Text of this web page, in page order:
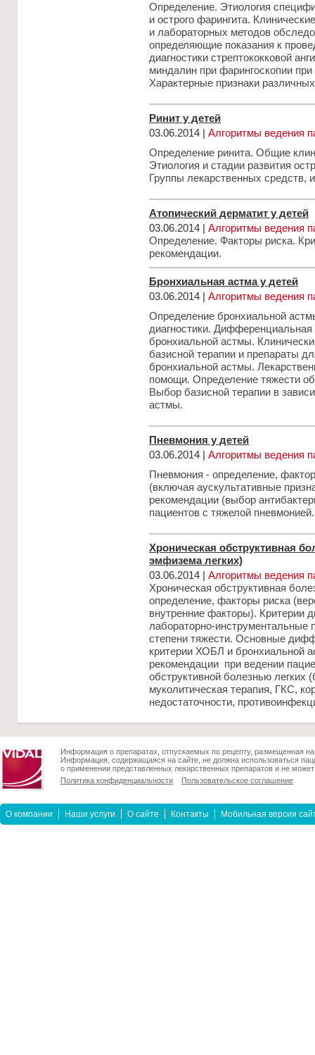
Определение. Этиология
и острого фарингита.
и лабораторных методов
определяющие показания к
диагностики стрептококковой
миндалин при фарингоскопии
Характерные признаки
Ринит у детей
03.06.2014 | Алгоритмы ведения
Определение ринита. Общие
Этиология и стадии развития
Группы лекарственных средств,
Атопический дерматит у детей
03.06.2014 | Алгоритмы ведения
Определение. Факторы риска.
рекомендации.
Бронхиальная астма у детей
03.06.2014 | Алгоритмы ведения
Определение бронхиальной
диагностики. Дифференциальная
бронхиальной астмы.
базисной терапии и препараты
бронхиальной астмы.
помощи. Определение тяжести
Выбор базисной терапии в
астмы.
Пневмония у детей
03.06.2014 | Алгоритмы ведения
Пневмония - определение,
(включая аускультативные
рекомендации (выбор
пациентов с тяжелой пневмонией.
Хроническая обструктивная
эмфизема легких)
03.06.2014 | Алгоритмы ведения
Хроническая обструктивная
определение, факторы риска
внутренние факторы). Критерии
лабораторно-инструментальные
степени тяжести. Основные
критерии ХОБЛ и бронхиальной
рекомендации при ведении
обструктивной болезнью легких
муколитическая терапия, ГКС,
недостаточности,
Информация о препаратах, отпускаемых по рецепту, размещенная
Информация, содержащаяся на сайте, не должна использоваться
о применении представленных лекарственных препаратов и не
Политика конфиденциальности
Пользовательское соглашение
О компании Наши услуги О сайте Контакты Мобильная версия